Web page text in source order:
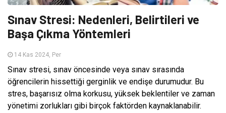
Sınav Stresi: Nedenleri, Belirtileri ve
Başa Çıkma Yöntemleri
14 Kas 2024, Per
Sınav stresi, sınav öncesinde veya sınav sırasında
öğrencilerin hissettiği gerginlik ve endişe durumudur. Bu
stres, başarısız olma korkusu, yüksek beklentiler ve zaman
yönetimi zorlukları gibi birçok faktörden kaynaklanabilir.